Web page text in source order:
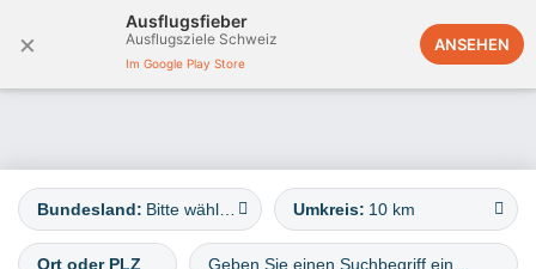
×
Ausflugsfieber
Ausflugsziele Schweiz
Im Google Play Store
ANSEHEN
Österreich
Bundesland: Umkreis: 10 km